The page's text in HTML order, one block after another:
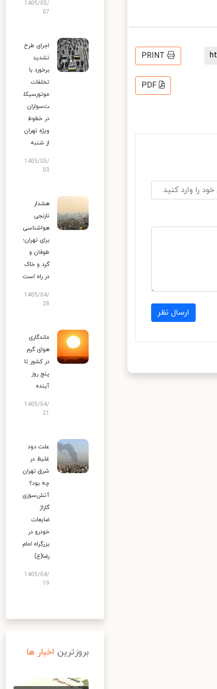
PRINT
PDF
ارسال نظر
1405/05/
07
اجرای طرح
تشدید
برخورد با
تخلفات
موتورسیکل
ت‌سواران
در خطوط
ویژه تهران
از شنبه
1405/05/
03
هشدار
نارنجی
هواشناسی
برای تهران؛
طوفان و
گرد و خاک
در راه است
1405/04/
28
ماندگاری
هوای گرم
در کشور تا
پنج روز
آینده
1405/04/
علت دود
غلیظ در
شرق تهران
چه بود؟
آتش‌سوزی
گاراژ
ضایعات
خودرو در
بزرگراه امام
رضا(ع)
1405/04/
19
بروزترین اخبار ها